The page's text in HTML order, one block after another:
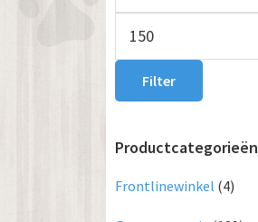
prijs
prijs
Filter
Productcategorieën
Frontlinewinkel (4)